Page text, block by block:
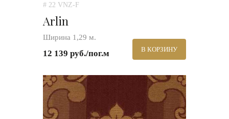
# 22 VNZ-F
Arlin
Ширина 1,29 м.
12 139 руб./пог.м В КОРЗИНУ